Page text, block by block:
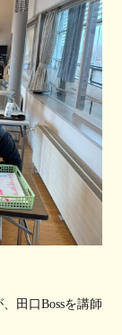
田口Bossを講師